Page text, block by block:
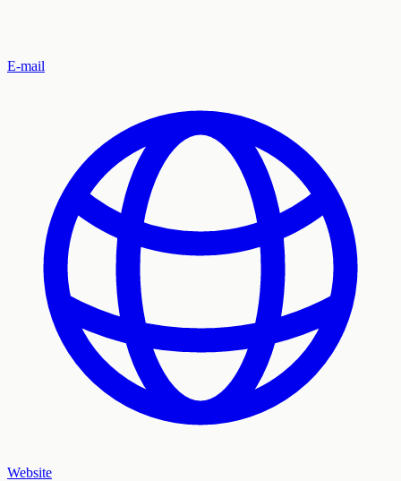
E-mail
Website